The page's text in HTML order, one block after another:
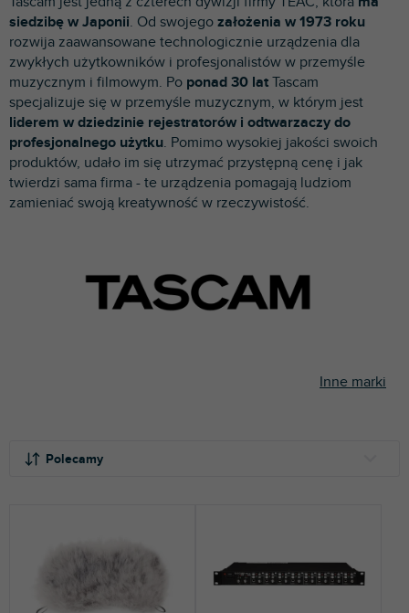
siedzibę w Japonii. Od swojego założenia w 1973 roku
rozwija zaawansowane technologicznie urządzenia dla
zwykłych użytkowników i profesjonalistów w przemyśle
muzycznym i filmowym. Po ponad 30 lat Tascam
specjalizuje się w przemyśle muzycznym, w którym jest
liderem w dziedzinie rejestratorów i odtwarzaczy do
profesjonalnego użytku. Pomimo wysokiej jakości swoich
produktów, udało im się utrzymać przystępną cenę i jak
twierdzi sama firma - te urządzenia pomagają ludziom
zamieniać swoją kreatywność w rzeczywistość.
Inne marki
Polecamy
NAJCZĘŚCIEJ SPRZEDAWANE
ALFABETYCZNIE
p
r
o
d
u
k
t
ó
w